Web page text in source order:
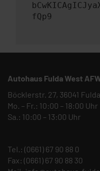
fQp9
Autohaus Fulda West
Böcklerstr. 27, 36041 Fulda
Mo. – Fr.: 10:00 – 18:00 Uhr
Sa.: 10:00 – 13:00 Uhr
Tel.: (0661) 67 90 88 0
Fax: (0661) 67 90 88 30